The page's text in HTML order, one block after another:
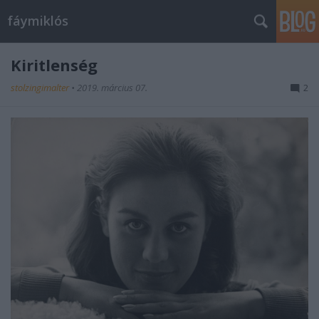
fáymiklós
Kiritlenség
stolzingimalter • 2019. március 07. 2